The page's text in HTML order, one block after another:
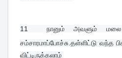
11 நானும் அவளும்
சம்சாரமாப்போச்சு.தள்ளிட்டு வந்த
விட்டிருக்கலாம்